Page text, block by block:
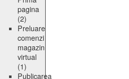
pagina
(2)
Preluare
comenzi
magazin
virtual
(1)
Publicarea